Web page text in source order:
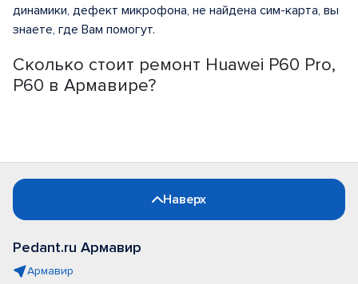
Сколько стоит ремонт Huawei P60 Pro,
P60 в Армавире?
динамики, дефект микрофона, не найдена сим-карта, вы
знаете, где Вам помогут.
Наверх
Pedant.ru Армавир
Армавир